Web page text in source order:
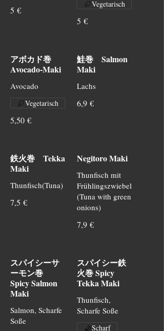
5 €
5 €
Vegetarisch
アボカド巻
Avocado-Maki
Avocado
5,50 €
Vegetarisch
鮭巻 Salmon
Maki
Lachs
6,9 €
鉄火巻 Tekka
Maki
Thunfisch(Tuna)
7,5 €
Negitoro Maki
Thunfisch mit
Frühlingszwiebel
(Tuna with green
onions)
7,9 €
スパイシーサ
ーモン巻
Spicy Salmon
Maki
Salmon, Scharfe
Soße
スパイシー鉄
火巻 Spicy
Tekka Maki
Thunfisch,
Scharfe Soße
Scharf